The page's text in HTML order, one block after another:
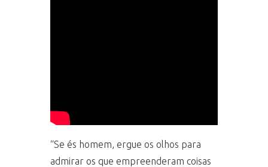
“Se és homem, ergue os olhos para
admirar os que empreenderam coisas